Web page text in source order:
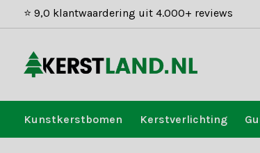
⭐ 9,0 klantwaardering uit 4.000+ reviews
Kunstkerstbomen Kerstverlichting